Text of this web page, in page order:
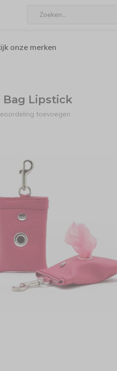
onze merken
Bag Lipstick
toevoegen